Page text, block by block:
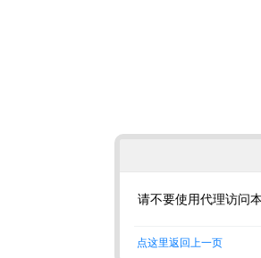
请不要使用代理访问
点这里返回上一页